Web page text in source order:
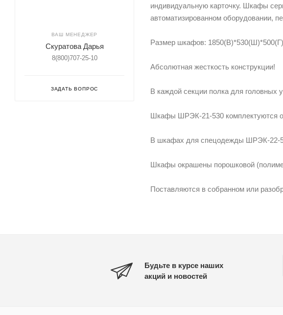
индивидуальную карточку. Шкафы
автоматизированном оборудовании,
Размер шкафов:
Абсолютная жесткость конструкции!
В каждой секции полка для головных
Шкафы ШРЭК-21-530 комплектуются
В шкафах для спецодежды ШРЭК-22-
Шкафы окрашены порошковой
Поставляются в собранном или
ВАШ МЕНЕДЖЕР
Скуратова Дарья
8(800)707-25-10
ЗАДАТЬ ВОПРОС
Будьте в курсе наших
акций и новостей